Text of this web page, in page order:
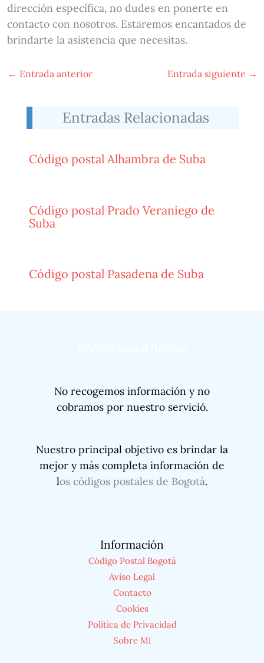
dirección específica, no dudes en ponerte en
contacto con nosotros. Estaremos encantados de
brindarte la asistencia que necesitas.
← Entrada anterior Entrada siguiente →
Entradas Relacionadas
Código postal Alhambra de Suba
Código postal Prado Veraniego de
Suba
Código postal Pasadena de Suba
No recogemos información y no
cobramos por nuestro servició.
Nuestro principal objetivo es brindar la
mejor y más completa información de
los códigos postales de Bogotá.
Información
Código Postal Bogotá
Aviso Legal
Contacto
Cookies
Política de Privacidad
Sobre Mi